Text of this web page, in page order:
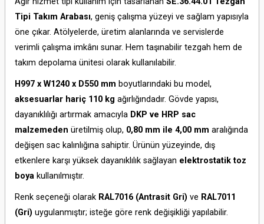
Tipi Takım Arabası, geniş çalışma yüzeyi ve sağlam yapısıyla
öne çıkar. Atölyelerde, üretim alanlarında ve servislerde
verimli çalışma imkânı sunar. Hem taşınabilir tezgah hem de
takım depolama ünitesi olarak kullanılabilir.
H997 x W1240 x D550 mm boyutlarındaki bu model,
aksesuarlar hariç 110 kg ağırlığındadır. Gövde yapısı,
dayanıklılığı artırmak amacıyla DKP ve HRP sac
malzemeden üretilmiş olup, 0,80 mm ile 4,00 mm aralığında
değişen sac kalınlığına sahiptir. Ürünün yüzeyinde, dış
etkenlere karşı yüksek dayanıklılık sağlayan elektrostatik toz
boya kullanılmıştır.
Renk seçeneği olarak RAL7016 (Antrasit Gri) ve RAL7011
(Gri) uygulanmıştır; isteğe göre renk değişikliği yapılabilir.